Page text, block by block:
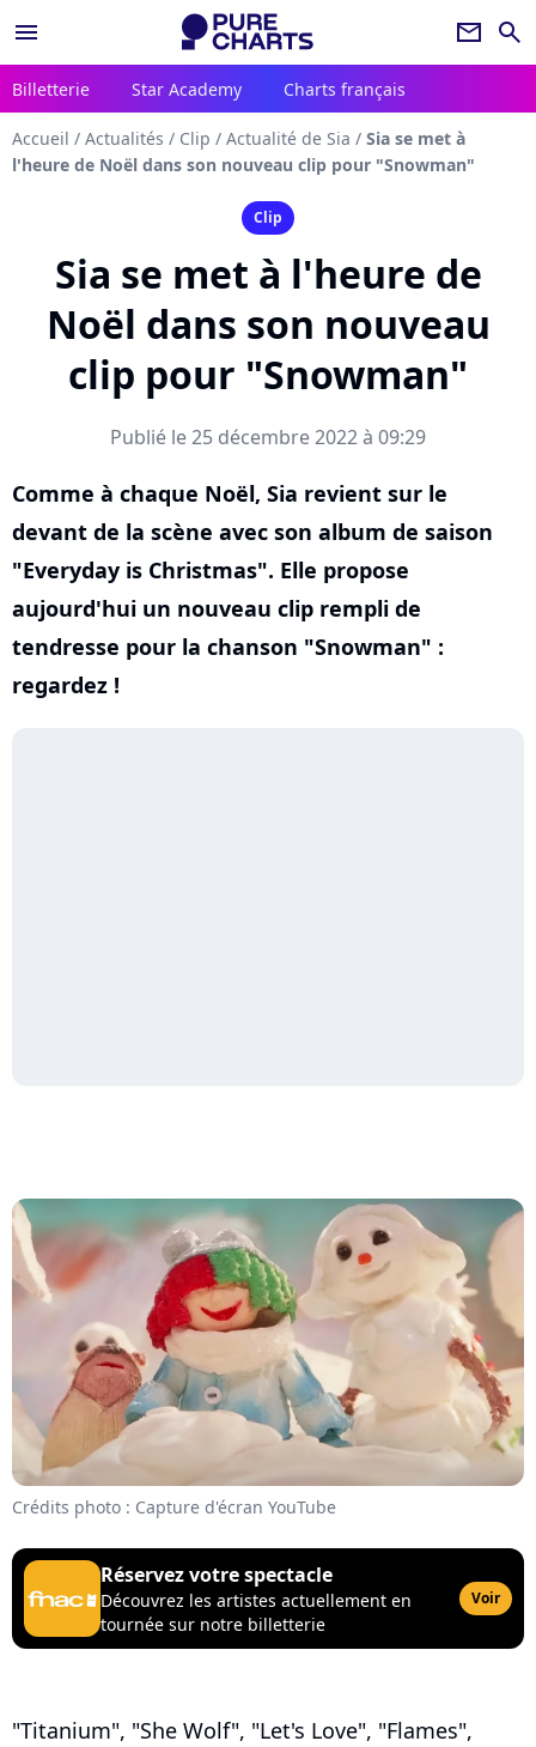
menu newsletter search
Billetterie Star Academy Charts français
Accueil / Actualités / Clip / Actualité de Sia / Sia se met à
l'heure de Noël dans son nouveau clip pour "Snowman"
Clip
Sia se met à l'heure de
Noël dans son nouveau
clip pour "Snowman"
Publié le 25 décembre 2022 à 09:29
Comme à chaque Noël, Sia revient sur le
devant de la scène avec son album de saison
"Everyday is Christmas". Elle propose
aujourd'hui un nouveau clip rempli de
tendresse pour la chanson "Snowman" :
regardez !
Crédits photo : Capture d'écran YouTube
Réservez votre spectacle
Découvrez les artistes actuellement en
tournée sur notre billetterie
Voir
"Titanium", "She Wolf", "Let's Love", "Flames",